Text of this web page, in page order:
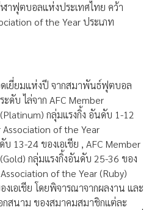
าฟุตบอลแห่งประเทศไทย คว้า
of the Year ประเภท
เยี่ยมแห่งปี จากสมาพันธ์ฟุตบอล
ะดับ ไล่จาก AFC Member
กลุ่มแรงกิ้ง อันดับ 1-12
Association of the Year
13-24 ของเอเชีย , AFC Member
กลุ่มแรงกิ้งอันดับ 25-36 ของ
of the Year (Ruby)
เอเชีย โดยพิจารณาจากผลงาน และ
กสนาม ของสมาคมสมาชิกแต่ละ